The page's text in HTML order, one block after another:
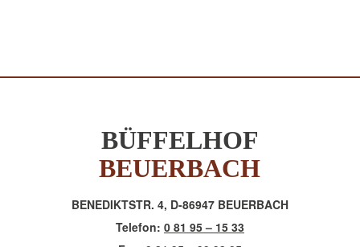
BÜFFELHOF
BEUERBACH
BENEDIKTSTR. 4, D-86947 BEUERBACH
Telefon: 0 81 95 – 15 33